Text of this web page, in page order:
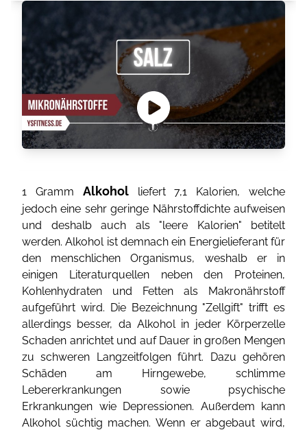
1 Gramm Alkoholliefert 7,1 Kalorien, welche
jedoch eine sehr geringe Nährstoffdichte aufweisen
und deshalb auch als "leere Kalorien" betitelt
werden. Alkohol ist demnach ein Energielieferant für
den menschlichen Organismus, weshalb er in
einigen Literaturquellen neben den Proteinen,
Kohlenhydraten und Fetten als Makronährstoff
aufgeführt wird. Die Bezeichnung "Zellgift" trifft es
allerdings besser, da Alkohol in jeder Körperzelle
Schaden anrichtet und auf Dauer in großen Mengen
zu schweren Langzeitfolgen führt. Dazu gehören
Schäden am Hirngewebe, schlimme
Lebererkrankungen sowie psychische
Erkrankungen wie Depressionen. Außerdem kann
Alkohol süchtig machen. Wenn er abgebaut wird,